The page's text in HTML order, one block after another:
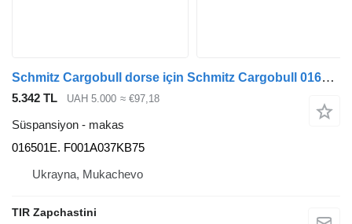
Schmitz Cargobull dorse için Schmitz Cargobull 016501. F001A037KB75.26610100. 016501E. makas
5.342 TL UAH 5.000 ≈ €97,18
Süspansiyon - makas
016501E. F001A037KB75
Ukrayna, Mukachevo
TIR Zapchastini